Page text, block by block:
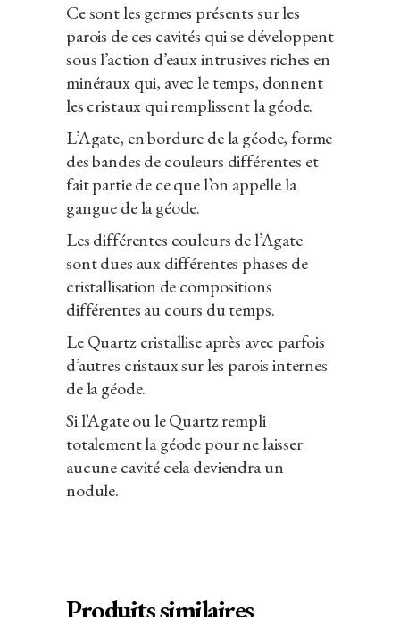
Ce sont les germes présents sur les
parois de ces cavités qui se développent
sous l’action d’eaux intrusives riches en
minéraux qui, avec le temps, donnent
les cristaux qui remplissent la géode.
L’Agate, en bordure de la géode, forme
des bandes de couleurs différentes et
fait partie de ce que l’on appelle la
gangue de la géode.
Les différentes couleurs de l’Agate
sont dues aux différentes phases de
cristallisation de compositions
différentes au cours du temps.
Le Quartz cristallise après avec parfois
d’autres cristaux sur les parois internes
de la géode.
Si l’Agate ou le Quartz rempli
totalement la géode pour ne laisser
aucune cavité cela deviendra un
nodule.
Produits similaires